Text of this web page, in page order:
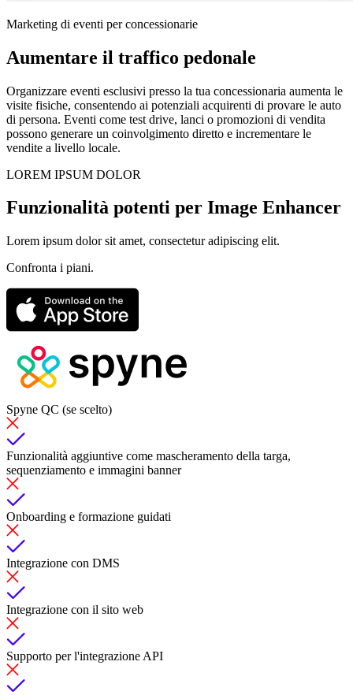
Marketing di eventi per concessionarie
Aumentare il traffico pedonale
Organizzare eventi esclusivi presso la tua concessionaria aumenta le
visite fisiche, consentendo ai potenziali acquirenti di provare le auto
di persona. Eventi come test drive, lanci o promozioni di vendita
possono generare un coinvolgimento diretto e incrementare le
vendite a livello locale.
LOREM IPSUM DOLOR
Funzionalità potenti per Image Enhancer
Lorem ipsum dolor sit amet, consectetur adipiscing elit.
Confronta i piani.
Spyne QC (se scelto)
Funzionalità aggiuntive come mascheramento della targa,
sequenziamento e immagini banner
Onboarding e formazione guidati
Integrazione con DMS
Integrazione con il sito web
Supporto per l'integrazione API